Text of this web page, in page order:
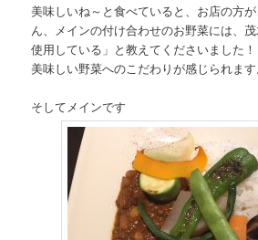
美味しいね～と食べていると、お店の方
ん、メインの付け合わせのお野菜には、
使用している」と教えてくださいました！
美味しい野菜へのこだわりが感じられます
そしてメインです